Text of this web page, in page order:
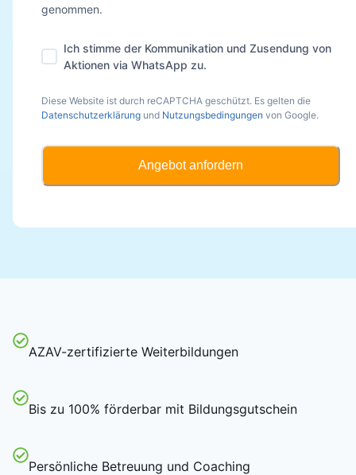
genommen.
Ich stimme der Kommunikation und Zusendung von
Aktionen via WhatsApp zu.
Diese Website ist durch reCAPTCHA geschützt. Es gelten die
Datenschutzerklärung und Nutzungsbedingungen von Google.
Angebot anfordern
AZAV-zertifizierte Weiterbildungen
Bis zu 100% förderbar mit Bildungsgutschein
Persönliche Betreuung und Coaching